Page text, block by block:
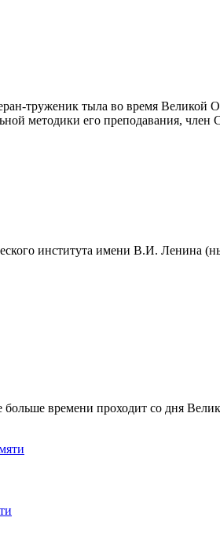
труженик тыла во время Великой
методики его преподавания,
института имени В.И.
времени проходит со дня